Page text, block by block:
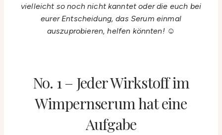
vielleicht so noch nicht kanntet oder die euch bei
eurer Entscheidung, das Serum einmal
auszuprobieren, helfen könnten! ☺️
No. 1 – Jeder Wirkstoff im
Wimpernserum hat eine
Aufgabe